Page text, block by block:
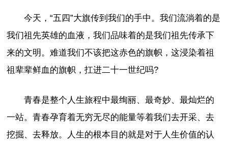
今天，“五四”大旗传到我们的手中。我们流淌着的是
我们祖先英雄的血液，我们品味着的是我们祖先传承下
来的文明。难道我们不该把这赤色的旗帜，这浸染着祖
祖辈辈鲜血的旗帜，扛进二十一世纪吗?
青春是整个人生旅程中最绚丽、最奇妙、最灿烂的
一站。青春孕育着无穷无尽的能量等着我们去开采、去
挖掘、去释放。人生的根本目的就是对于人生价值的认